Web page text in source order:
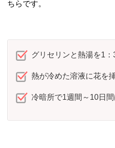
ちらです。
グリセリンと熱湯を1
熱が冷めた溶液に花を
冷暗所で1週間～10日